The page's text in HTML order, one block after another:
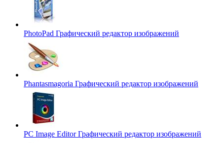
PhotoPad Графический редактор изображений
Phantasmagoria Графический редактор изображений
PC Image EditorГрафический редактор изображений